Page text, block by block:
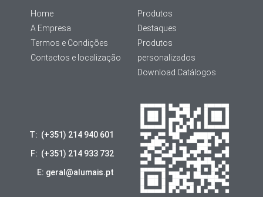
Home
A Empresa
Termos e Condições
Contactos e localização
Produtos
Destaques
Produtos
personalizados
Download Catálogos
T: (+351) 214 940 601
F: (+351) 214 933 732
E: geral@alumais.pt